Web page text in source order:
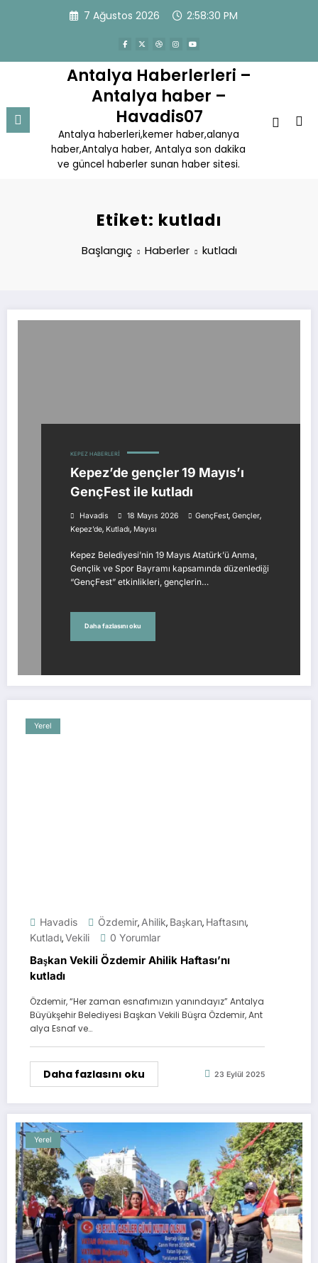
7 Ağustos 2026 2:58:30 PM
Antalya Haberlerleri –
Antalya haber –
Havadis07
Antalya haberleri,kemer haber,alanya
haber,Antalya haber, Antalya son dakika
ve güncel haberler sunan haber sitesi.
Etiket: kutladı
Başlangıç Haberler kutladı
KEPEZ HABERLERI
Kepez’de gençler 19 Mayıs’ı
GençFest ile kutladı
Havadis 18 Mayıs 2026 GençFest, Gençler,
Kepez’de, Kutladı, Mayısı
Kepez Belediyesi’nin 19 Mayıs Atatürk’ü Anma,
Gençlik ve Spor Bayramı kapsamında düzenlediği
“GençFest” etkinlikleri, gençlerin…
Daha fazlasını oku
Yerel
Havadis Özdemir, Ahilik, Başkan, Haftasını,
Kutladı,Vekili 0 Yorumlar
Başkan Vekili Özdemir Ahilik Haftası’nı
kutladı
Özdemir, “Her zaman esnafımızın yanındayız” Antalya
Büyükşehir Belediyesi Başkan Vekili Büşra Özdemir, Ant
alya Esnaf ve…
Daha fazlasını oku 23 Eylül 2025
Yerel